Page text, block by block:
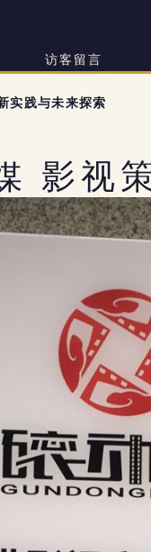
访客留言
实践与未来探索
影视